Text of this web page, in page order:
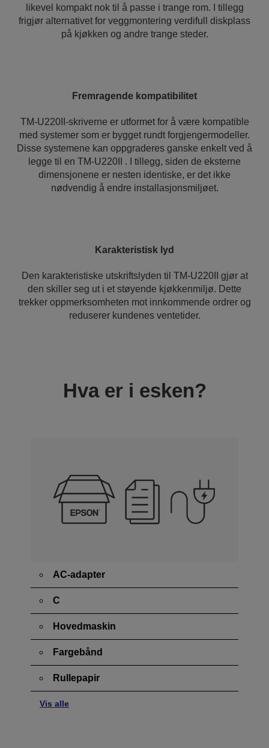
likevel kompakt nok til å passe i trange rom. I tillegg
frigjør alternativet for veggmontering verdifull diskplass
på kjøkken og andre trange steder.
Fremragende kompatibilitet
TM-U220II-skriverne er utformet for å være kompatible
med systemer som er bygget rundt forgjengermodeller.
Disse systemene kan oppgraderes ganske enkelt ved å
legge til en TM-U220II . I tillegg, siden de eksterne
dimensjonene er nesten identiske, er det ikke
nødvendig å endre installasjonsmiljøet.
Karakteristisk lyd
Den karakteristiske utskriftslyden til TM-U220II gjør at
den skiller seg ut i et støyende kjøkkenmiljø. Dette
trekker oppmerksomheten mot innkommende ordrer og
reduserer kundenes ventetider.
Hva er i esken?
AC-adapter
C
Hovedmaskin
Fargebånd
Rullepapir
Vis alle